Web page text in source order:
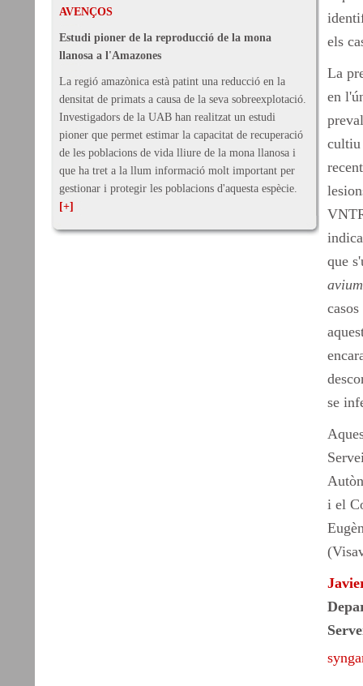
AVENÇOS
Estudi pioner de la reproducció de la mona
llanosa a l'Amazones
La regió amazònica està patint una reducció en la
densitat de primats a causa de la seva sobreexplotació.
Investigadors de la UAB han realitzat un estudi
pioner que permet estimar la capacitat de recuperació
de les poblacions de vida lliure de la mona llanosa i
que ha tret a la llum informació molt important per
gestionar i protegir les poblacions d'aquesta espècie.
[+]
els
La
en
cultiu
que
se
i el